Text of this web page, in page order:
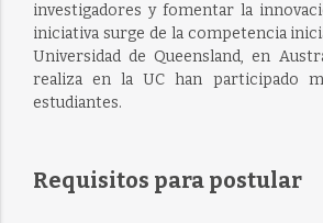
investigadores y fomentar la
iniciativa surge de la competencia
Universidad de Queensland, en
realiza en la UC han participado
estudiantes.
Requisitos para postular